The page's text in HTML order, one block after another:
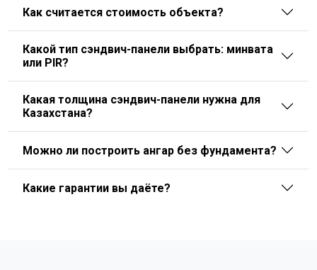
Как считается стоимость объекта?
Какой тип сэндвич-панели выбрать: минвата
или PIR?
Какая толщина сэндвич-панели нужна для
Казахстана?
Можно ли построить ангар без фундамента?
Какие гарантии вы даёте?